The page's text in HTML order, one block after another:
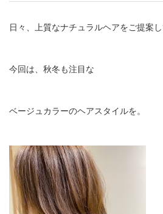
日々、上質なナチュラルヘアをご提案し
今回は、秋冬も注目な
ベージュカラーのヘアスタイルを。